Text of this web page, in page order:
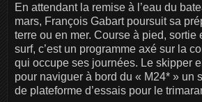
En attendant la remise à l’eau du
mars, François Gabart poursuit sa
terre ou en mer. Course à pied, sortie
surf, c’est un programme axé sur la
qui occupe ses journées. Le skipper
pour naviguer à bord du « M24* » un
de plateforme d’essais pour le